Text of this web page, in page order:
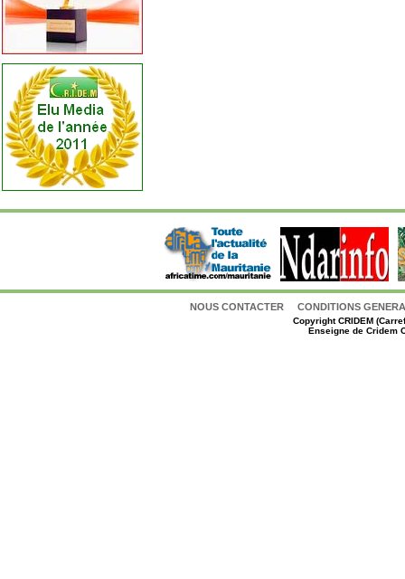
NOUS CONTACTER CONDITIONS
CopyrightCRIDEM
Enseigne de Cridem